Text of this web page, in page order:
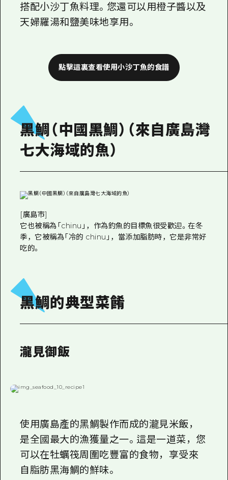
搭配小沙丁魚料理。您還可以用橙子醬以及
天婦羅湯和鹽美味地享用。
點擊這裏查看使用小沙丁魚的食譜
黑鯛（中國黑鯛）（來自廣島灣
七大海域的魚）
[廣島市]
它也被稱為「chinu」，作為釣魚的目標魚很受歡迎。在冬
季，它被稱為「冷的 chinu」，當添加脂肪時，它是非常好
吃的。
黑鯛的典型菜餚
瀧見御飯
使用廣島產的黑鯛製作而成的瀧見米飯，
是全國最大的漁獲量之一。這是一道菜，您
可以在牡蠣筏周圍吃豐富的食物，享受來
自脂肪黑海鯛的鮮味。